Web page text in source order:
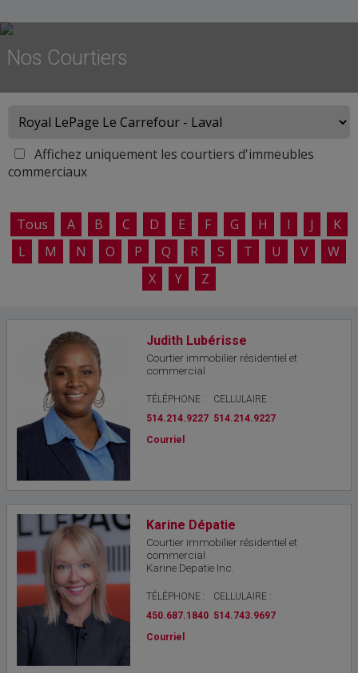
Nos Courtiers
Affichez uniquement les courtiers d'immeubles
commerciaux
Tous A B C D E F G H I J
K
L
M N O P Q R S T U V
W
X
Y Z
Judith Lubérisse
Courtier immobilier résidentiel et
commercial
TÉLÉPHONE :
514.214.9227
CELLULAIRE :
514.214.9227
Courriel
Karine Dépatie
Courtier immobilier résidentiel et
commercial
Karine Depatie Inc.
TÉLÉPHONE :
450.687.1840
CELLULAIRE :
514.743.9697
Courriel